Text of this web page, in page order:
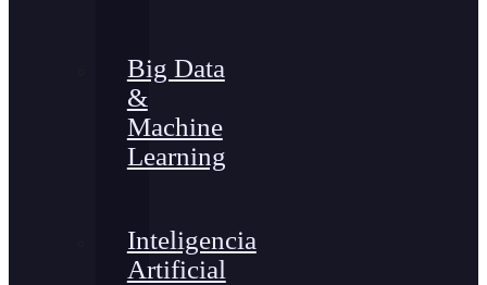
Big Data
&
Machine
Learning
Inteligencia
Artificial